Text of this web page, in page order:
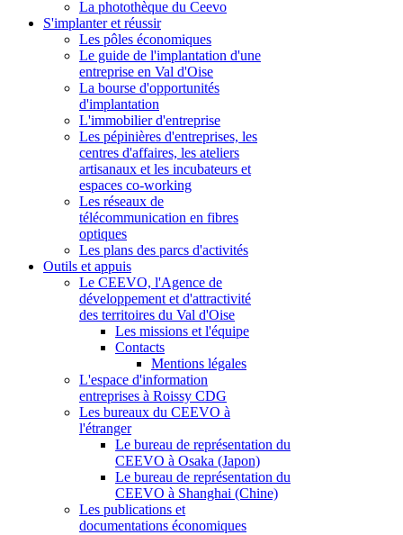
La photothèque du Ceevo
S'implanter et réussir
Les pôles économiques
Le guide de l'implantation d'une
entreprise en Val d'Oise
La bourse d'opportunités
d'implantation
L'immobilier d'entreprise
Les pépinières d'entreprises, les
centres d'affaires, les ateliers
artisanaux et les incubateurs et
espaces co-working
Les réseaux de
télécommunication en fibres
optiques
Les plans des parcs d'activités
Outils et appuis
Le CEEVO, l'Agence de
développement et d'attractivité
des territoires du Val d'Oise
Les missions et l'équipe
Contacts
Mentions légales
L'espace d'information
entreprises à Roissy CDG
Les bureaux du CEEVO à
l'étranger
Le bureau de représentation du
CEEVO à Osaka (Japon)
Le bureau de représentation du
CEEVO à Shanghai (Chine)
Les publications et
documentations économiques